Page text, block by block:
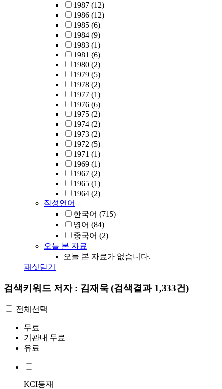
1987 (12)
1986 (12)
1985 (6)
1984 (9)
1983 (1)
1981 (6)
1980 (2)
1979 (5)
1978 (2)
1977 (1)
1976 (6)
1975 (2)
1974 (2)
1973 (2)
1972 (5)
1971 (1)
1969 (1)
1967 (2)
1965 (1)
1964 (2)
작성언어
한국어 (715)
영어 (84)
중국어 (2)
오늘 본 자료
오늘 본 자료가 없습니다.
패싯닫기
검색키워드 저자 : 김재욱 (검색결과 1,333건)
전체선택
무료
기관내 무료
유료
KCI등재